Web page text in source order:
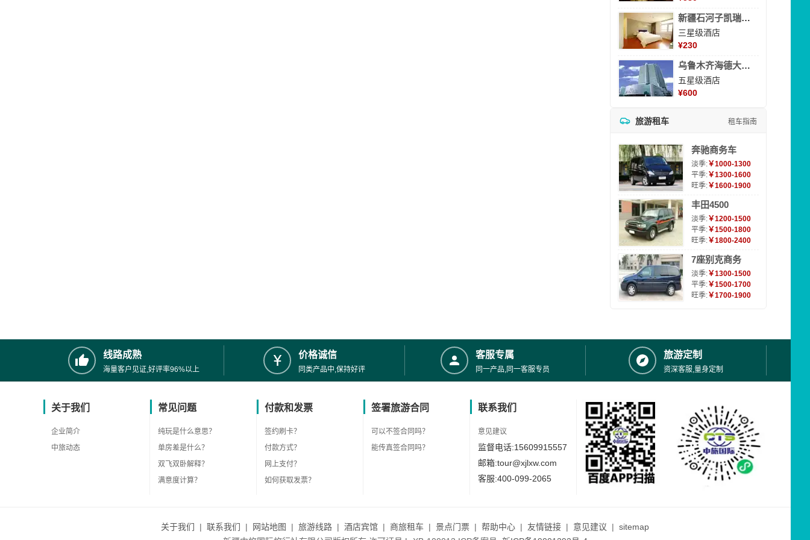
新疆石河子凯瑞酒店
三星级酒店
¥230
乌鲁木齐海德大酒店
五星级酒店
¥600
旅游租车 租车指南
奔驰商务车
淡季:￥1000-1300
平季:￥1300-1600
旺季:￥1600-1900
丰田4500
淡季:￥1200-1500
平季:￥1500-1800
旺季:￥1800-2400
7座别克商务
淡季:￥1300-1500
平季:￥1500-1700
旺季:￥1700-1900
线路成熟
海量客户见证,好评率96%以上
价格诚信
同类产品中,保持好评
客服专属
同一产品,同一客服专员
旅游定制
资深客服,量身定制
关于我们
企业简介
中旅动态
常见问题
纯玩是什么意思？
单房差是什么？
双飞双卧解释？
满意度计算？
付款和发票
签约刷卡？
付款方式？
网上支付？
如何获取发票？
签署旅游合同
可以不签合同吗？
能传真签合同吗？
联系我们
意见建议
监督电话:15609915557
邮箱:tour@xjlxw.com
客服:400-099-2065
关于我们 | 联系我们 | 网站地图 | 旅游线路 | 酒店宾馆 | 商旅租车 | 景点门票 | 帮助中心 | 友情链接 | 意见建议 | sitemap